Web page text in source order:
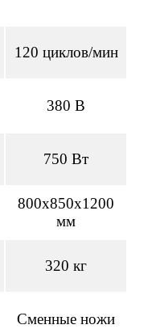
120 циклов/мин
380 В
750 Вт
800x850x1200
мм
320 кг
Сменные ножи